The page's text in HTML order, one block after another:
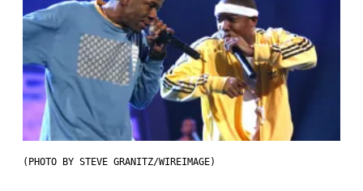
(PHOTO BY STEVE GRANITZ/WIREIMAGE)